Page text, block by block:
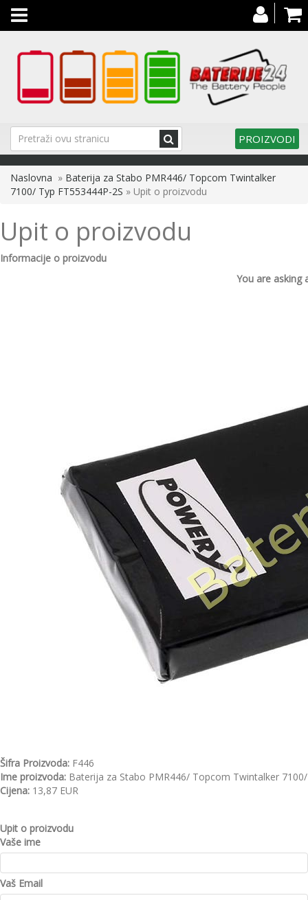
Toggle
navigation
PROIZVODI
Naslovna » Baterija za Stabo PMR446/ Topcom Twintalker
7100/ Typ FT553444P-2S » Upit o proizvodu
Upit o proizvodu
Informacije o proizvodu
You are asking
Šifra Proizvoda: F446
Ime proizvoda: Baterija za Stabo PMR446/ Topcom Twintalker
Cijena: 13,87 EUR
Upit o proizvodu
Vaše ime
Vaš Email